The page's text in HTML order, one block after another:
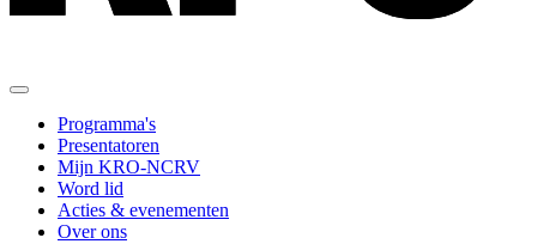
Programma's
Presentatoren
Mijn KRO-NCRV
Word lid
Acties & evenementen
Over ons